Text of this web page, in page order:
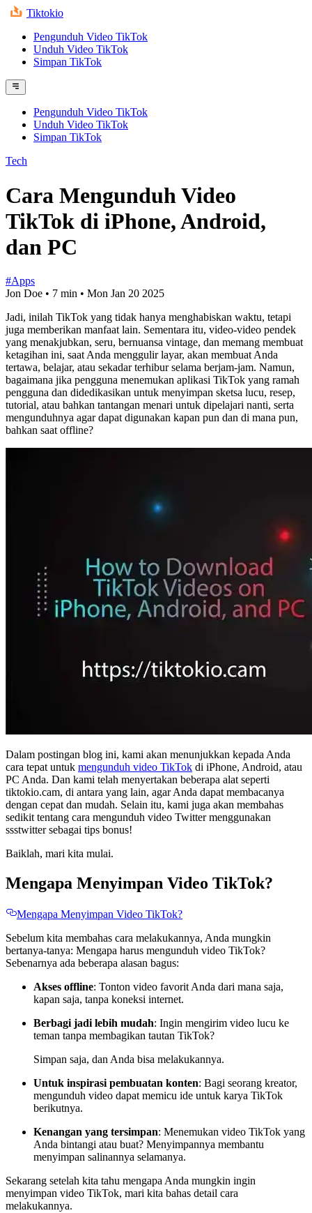
Tiktokio
Pengunduh Video TikTok
Unduh Video TikTok
Simpan TikTok
Pengunduh Video TikTok
Unduh Video TikTok
Simpan TikTok
Tech
Cara Mengunduh Video
TikTok di iPhone, Android,
dan PC
#Apps
Jon Doe • 7 min • Mon Jan 20 2025
Jadi, inilah TikTok yang tidak hanya menghabiskan waktu, tetapi
juga memberikan manfaat lain. Sementara itu, video-video pendek
yang menakjubkan, seru, bernuansa vintage, dan memang membuat
ketagihan ini, saat Anda menggulir layar, akan membuat Anda
tertawa, belajar, atau sekadar terhibur selama berjam-jam. Namun,
bagaimana jika pengguna menemukan aplikasi TikTok yang ramah
pengguna dan didedikasikan untuk menyimpan sketsa lucu, resep,
tutorial, atau bahkan tantangan menari untuk dipelajari nanti, serta
mengunduhnya agar dapat digunakan kapan pun dan di mana pun,
bahkan saat offline?
Dalam postingan blog ini, kami akan menunjukkan kepada Anda
cara tepat untuk mengunduh video TikTok di iPhone, Android, atau
PC Anda. Dan kami telah menyertakan beberapa alat seperti
tiktokio.cam, di antara yang lain, agar Anda dapat membacanya
dengan cepat dan mudah. Selain itu, kami juga akan membahas
sedikit tentang cara mengunduh video Twitter menggunakan
ssstwitter sebagai tips bonus!
Baiklah, mari kita mulai.
Mengapa Menyimpan Video TikTok?
Mengapa Menyimpan Video TikTok?
Sebelum kita membahas cara melakukannya, Anda mungkin
bertanya-tanya: Mengapa harus mengunduh video TikTok?
Sebenarnya ada beberapa alasan bagus:
Akses offline: Tonton video favorit Anda dari mana saja,
kapan saja, tanpa koneksi internet.
Berbagi jadi lebih mudah: Ingin mengirim video lucu ke
teman tanpa membagikan tautan TikTok?
Simpan saja, dan Anda bisa melakukannya.
Untuk inspirasi pembuatan konten: Bagi seorang kreator,
mengunduh video dapat memicu ide untuk karya TikTok
berikutnya.
Kenangan yang tersimpan: Menemukan video TikTok yang
Anda bintangi atau buat? Menyimpannya membantu
menyimpan salinannya selamanya.
Sekarang setelah kita tahu mengapa Anda mungkin ingin
menyimpan video TikTok, mari kita bahas detail cara
melakukannya.